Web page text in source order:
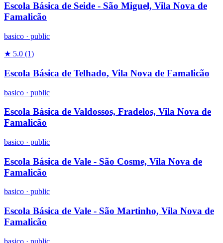
Escola Básica de Seide - São Miguel, Vila Nova de
Famalicão
basico · public
★ 5.0 (1)
Escola Básica de Telhado, Vila Nova de Famalicão
basico · public
Escola Básica de Valdossos, Fradelos, Vila Nova de
Famalicão
basico · public
Escola Básica de Vale - São Cosme, Vila Nova de
Famalicão
basico · public
Escola Básica de Vale - São Martinho, Vila Nova de
Famalicão
basico · public